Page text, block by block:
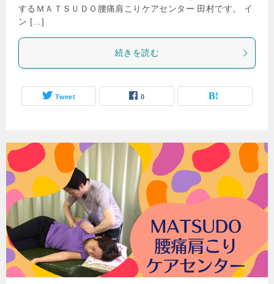
するＭＡＴＳＵＤＯ腰痛肩こりケアセンター 田村です。 イ
ン […]
続きを読む
Tweet 0